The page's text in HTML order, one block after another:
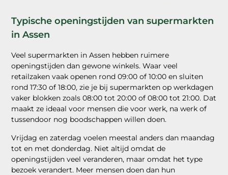
Typische openingstijden van supermarkten
in Assen
Veel supermarkten in Assen hebben ruimere
openingstijden dan gewone winkels. Waar veel
retailzaken vaak openen rond 09:00 of 10:00 en sluiten
rond 17:30 of 18:00, zie je bij supermarkten op werkdagen
vaker blokken zoals 08:00 tot 20:00 of 08:00 tot 21:00. Dat
maakt ze ideaal voor mensen die voor werk, na werk of
tussendoor nog boodschappen willen doen.
Vrijdag en zaterdag voelen meestal anders dan maandag
tot en met donderdag. Niet altijd omdat de
openingstijden veel veranderen, maar omdat het type
bezoek verandert. Meer mensen doen dan hun